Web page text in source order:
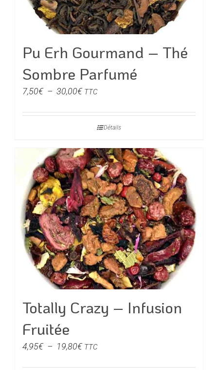
sur
la
page
du
produit
Pu Erh Gourmand – Thé
Sombre Parfumé
7,50€ – 30,00€Plage
prix :
7,50€
30,00€
TTC
Détails
Totally Crazy – Infusion
Fruitée
4,95€ – 19,80€Plage
TTC